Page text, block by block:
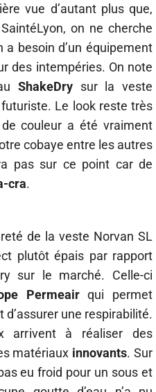
vue d’autant plus que,
on ne cherche
besoin d’un équipement
des intempéries. On note
ShakeDrysur la veste
Le look reste très
couleur a été vraiment
cobaye entre les autres
pas sur ce point car de
cra.
de la veste Norvan SL
plutôt épais par rapport
sur le marché. Celle-ci
Permeairqui permet
d’assurer une respirabilité.
arrivent à réaliser des
matériaux innovants. Sur
eu froid pour un sous et